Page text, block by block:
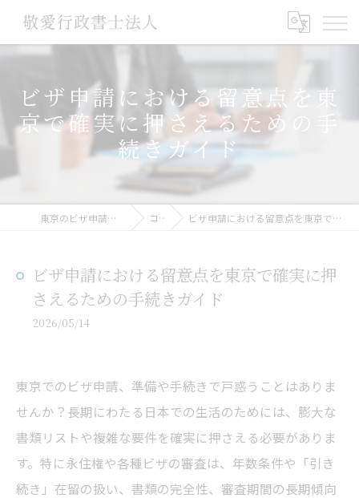
ビザ申請における留意点を東
京で確実に押さえるための手
続きガイド
東京のビザ申請なら敬愛行政書士法人 コラム ビザ申請における留意点を東京で確実に押さえるための手続きガイド
ビザ申請における留意点を東京で確実に押
さえるための手続きガイド
2026/05/14
東京でのビザ申請、準備や手続きで戸惑うことはありま
せんか？長期にわたる日本での生活のためには、膨大な
書類リストや複雑な要件を確実に押さえる必要がありま
す。特に永住権や各種ビザの審査は、年数条件や「引き
続き」在留の扱い、書類の完全性、審査期間の長期傾向